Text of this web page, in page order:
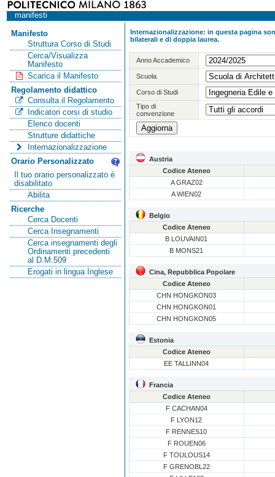
manifesti
Manifesto
Struttura Corso di Studi
Cerca/Visualizza
Manifesto
Scarica il Manifesto
Regolamento didattico
Consulta il Regolamento
Indicatori corsi di studio
Elenco docenti
Strutture didattiche
Internazionalizzazione
Orario Personalizzato
Il tuo orario personalizzato è
disabilitato
Abilita
Ricerche
Cerca Docenti
Cerca Insegnamenti
Cerca insegnamenti degli
Ordinamenti precedenti
al D.M.509
Erogati in lingua Inglese
Internazionalizzazione: in questa pagina
bilaterali e di doppia laurea.
Anno Accademico
Scuola
Corso di Studi
Tipo di
convenzione
Austria
Codice Ateneo
A GRAZ02
A WIEN02
Belgio
Codice Ateneo
B LOUVAIN01
B MONS21
Cina, Repubblica Popolare
Codice Ateneo
CHN HONGKON03
CHN HONGKON01
CHN HONGKON05
Estonia
Codice Ateneo
EE TALLINN04
Francia
Codice Ateneo
F CACHAN04
F LYON12
F RENNES10
F ROUEN06
F TOULOUS14
F GRENOBL22